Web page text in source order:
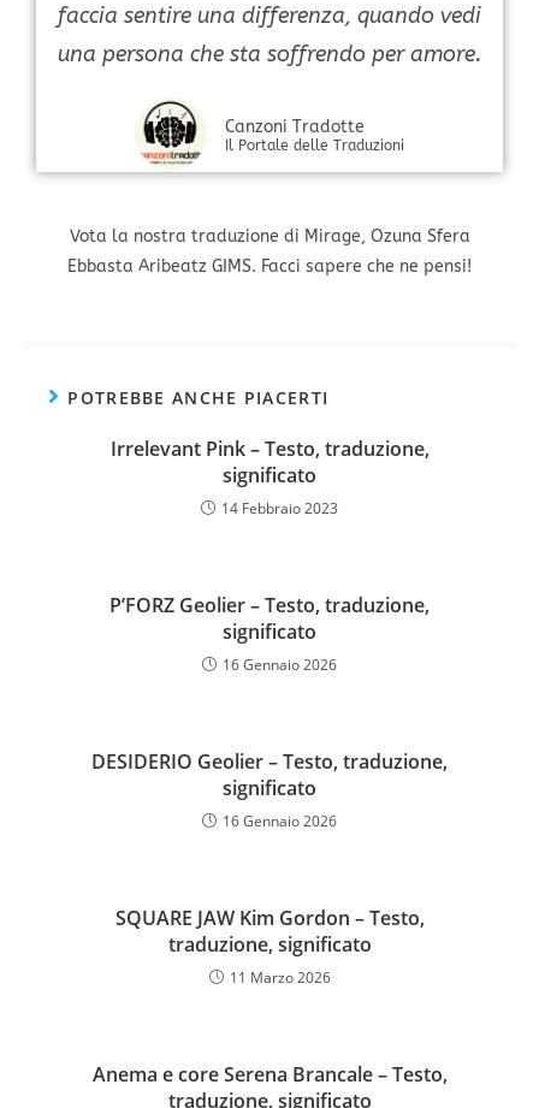
faccia sentire una differenza, quando vedi
una persona che sta soffrendo per amore.
Canzoni Tradotte
Il Portale delle Traduzioni
Vota la nostra traduzione di Mirage, Ozuna Sfera
Ebbasta Aribeatz GIMS. Facci sapere che ne pensi!
POTREBBE ANCHE PIACERTI
Irrelevant Pink – Testo, traduzione,
significato
14 Febbraio 2023
P’FORZ Geolier – Testo, traduzione,
significato
16 Gennaio 2026
DESIDERIO Geolier – Testo, traduzione,
significato
16 Gennaio 2026
SQUARE JAW Kim Gordon – Testo,
traduzione, significato
11 Marzo 2026
Anema e core Serena Brancale – Testo,
traduzione, significato